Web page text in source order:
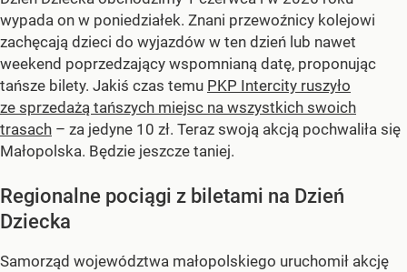
wypada on w poniedziałek. Znani przewoźnicy kolejowi
zachęcają dzieci do wyjazdów w ten dzień lub nawet
weekend poprzedzający wspomnianą datę, proponując
tańsze bilety. Jakiś czas temu PKP Intercity ruszyło
ze sprzedażą tańszych miejsc na wszystkich swoich
trasach – za jedyne 10 zł. Teraz swoją akcją pochwaliła się
Małopolska. Będzie jeszcze taniej.
Regionalne pociągi z biletami na Dzień
Dziecka
Samorząd województwa małopolskiego uruchomił akcję